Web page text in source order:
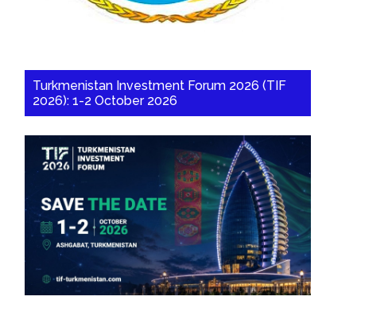
Turkmenistan Investment Forum 2026 (TIF
2026): 1-2 October 2026